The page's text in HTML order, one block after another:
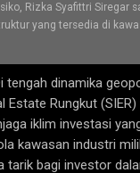
Rizka Syafittri Siregar
yang tersedia di
tengah dinamika
Estate Rungkut
iklim investasi
kawasan industri
tarik bagi investor